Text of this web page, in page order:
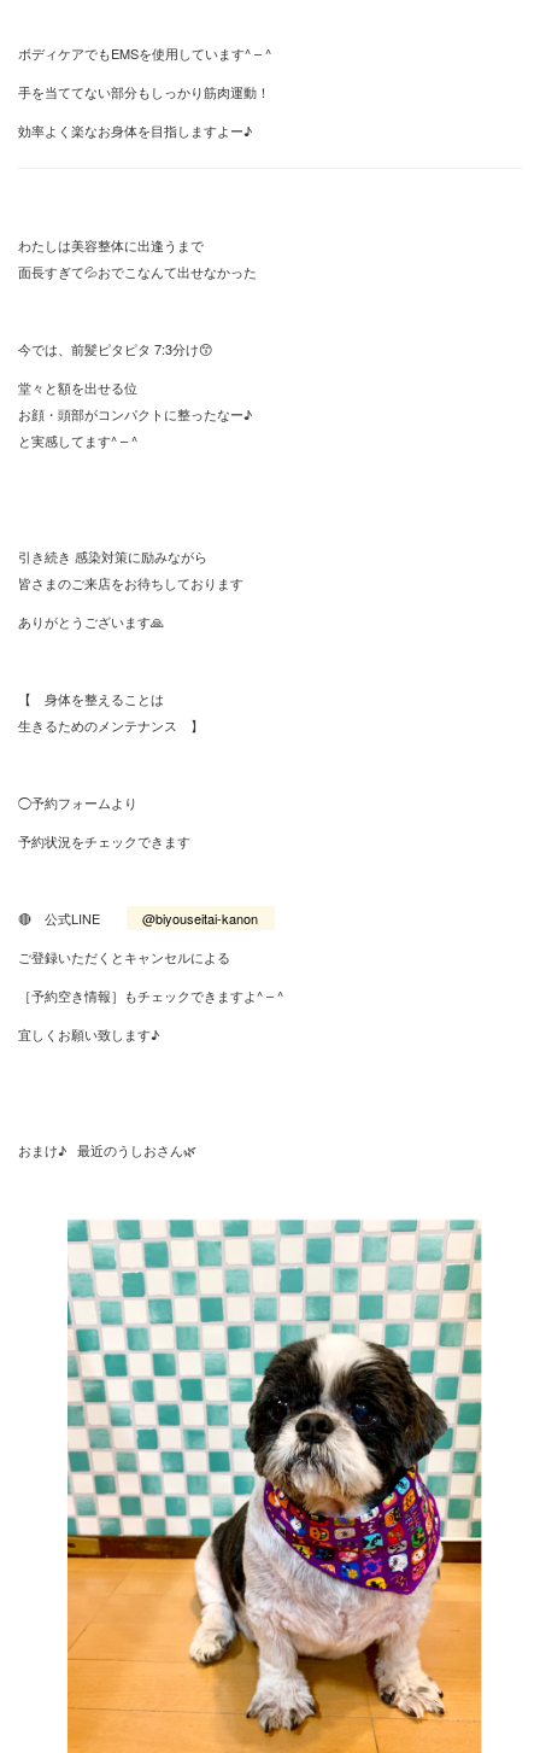
ボディケアでもEMSを使用しています^ – ^
手を当ててない部分もしっかり筋肉運動！
効率よく楽なお身体を目指しますよー♪
わたしは美容整体に出逢うまで
面長すぎて💦おでこなんて出せなかった
今では、前髪ピタピタ 7:3分け😙
堂々と額を出せる位
お顔・頭部がコンパクトに整ったなー♪
と実感してます^ – ^
引き続き 感染対策に励みながら
皆さまのご来店をお待ちしております
ありがとうございます🙏
【 身体を整えることは
生きるためのメンテナンス 】
◯予約フォームより
予約状況をチェックできます
🔴 公式LINE
@biyouseitai-kanon
ご登録いただくとキャンセルによる
［予約空き情報］もチェックできますよ^ – ^
宜しくお願い致します♪
おまけ♪ 最近のうしおさん🌿